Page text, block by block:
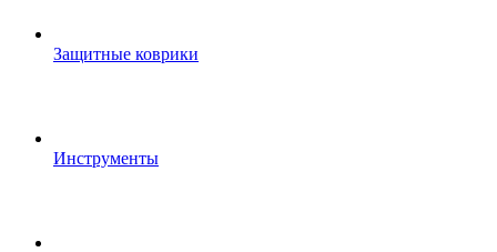
Защитные коврики
Инструменты